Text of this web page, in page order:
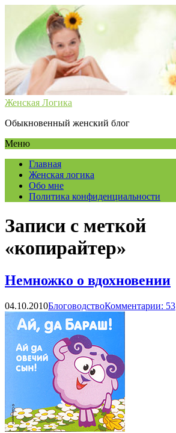
Женская Логика
Обыкновенный женский блог
Меню
Главная
Женская логика
Обо мне
Политика конфиденциальности
Записи с меткой
«копирайтер»
Немножко о вдохновении
04.10.2010БлоговодствоКомментарии: 53